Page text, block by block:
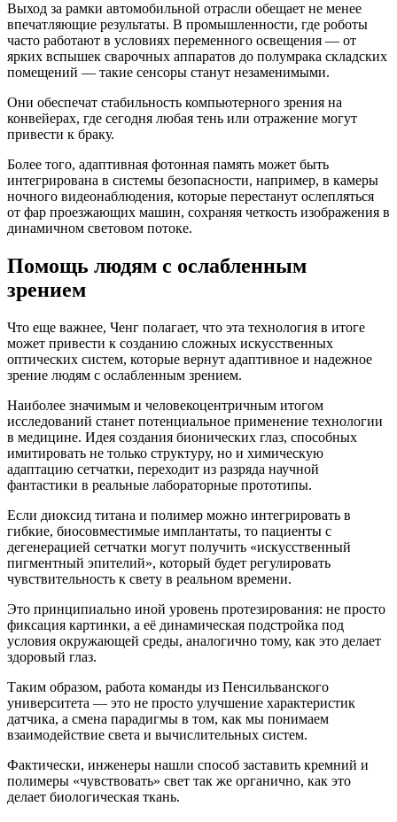
Выход за рамки автомобильной отрасли обещает не менее
впечатляющие результаты. В промышленности, где роботы
часто работают в условиях переменного освещения — от
ярких вспышек сварочных аппаратов до полумрака складских
помещений — такие сенсоры станут незаменимыми.
Они обеспечат стабильность компьютерного зрения на
конвейерах, где сегодня любая тень или отражение могут
привести к браку.
Более того, адаптивная фотонная память может быть
интегрирована в системы безопасности, например, в камеры
ночного видеонаблюдения, которые перестанут ослепляться
от фар проезжающих машин, сохраняя четкость изображения в
динамичном световом потоке.
Помощь людям с ослабленным
зрением
Что еще важнее, Ченг полагает, что эта технология в итоге
может привести к созданию сложных искусственных
оптических систем, которые вернут адаптивное и надежное
зрение людям с ослабленным зрением.
Наиболее значимым и человекоцентричным итогом
исследований станет потенциальное применение технологии
в медицине. Идея создания бионических глаз, способных
имитировать не только структуру, но и химическую
адаптацию сетчатки, переходит из разряда научной
фантастики в реальные лабораторные прототипы.
Если диоксид титана и полимер можно интегрировать в
гибкие, биосовместимые имплантаты, то пациенты с
дегенерацией сетчатки могут получить «искусственный
пигментный эпителий», который будет регулировать
чувствительность к свету в реальном времени.
Это принципиально иной уровень протезирования: не просто
фиксация картинки, а её динамическая подстройка под
условия окружающей среды, аналогично тому, как это делает
здоровый глаз.
Таким образом, работа команды из Пенсильванского
университета — это не просто улучшение характеристик
датчика, а смена парадигмы в том, как мы понимаем
взаимодействие света и вычислительных систем.
Фактически, инженеры нашли способ заставить кремний и
полимеры «чувствовать» свет так же органично, как это
делает биологическая ткань.